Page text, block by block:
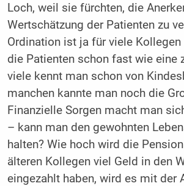
Loch, weil sie fürchten, die
Wertschätzung der Patienten zu
Ordination ist ja für viele Kollegen
die Patienten schon fast wie eine
viele kennt man schon von
manchen kannte man noch die
Finanzielle Sorgen macht man
– kann man den gewohnten
halten? Wie hoch wird die
älteren Kollegen viel Geld in den
eingezahlt haben, wird es mit der